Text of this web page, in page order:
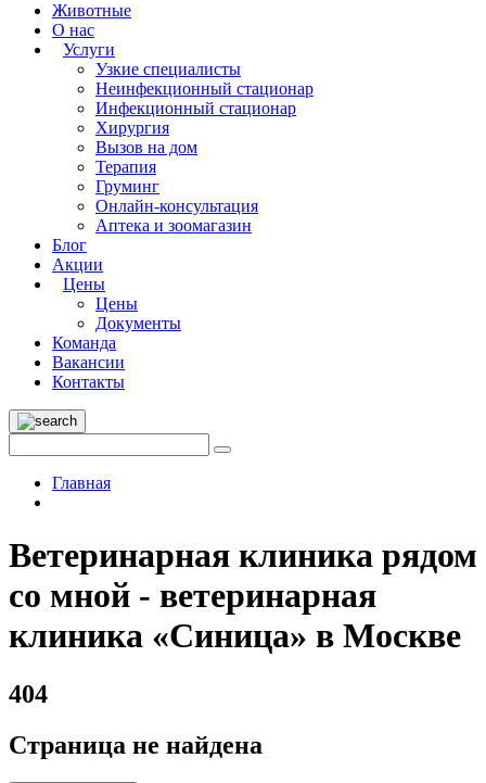
Животные
О нас
Услуги
Узкие специалисты
Неинфекционный стационар
Инфекционный стационар
Хирургия
Вызов на дом
Терапия
Груминг
Онлайн-консультация
Аптека и зоомагазин
Блог
Акции
Цены
Цены
Документы
Команда
Вакансии
Контакты
Главная
Ветеринарная клиника рядом
со мной - ветеринарная
клиника «Синица» в Москве
404
Страница не найдена